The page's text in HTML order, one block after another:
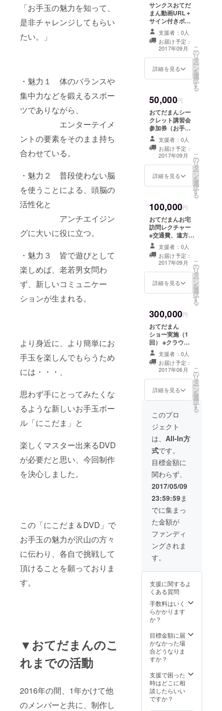
「お手玉の魅力を知って、
是非チャレンジしてもらい
たい。」
・魅力１ 体のバランスや
集中力などを鍛えるスポー
ツでありながら、
エンターテイメ
ントの要素をそのまま持ち
合わせている。
・魅力２ 普段使わない脳
を使うことによる、頭脳の
活性化と
アンチエイジン
グに大いに役に立つ。
・魅力３ 皆で遊びとして
楽しめば、老若男女問わ
ず、新しいコミュニケー
ションが生まれる。
より身近に、より簡単にお
手玉を楽しんでもらうため
には・・・、
思わず手にとってみたくな
るような新しいお手玉ボー
ル「にこだま」と
楽しくマスター出来るDVD
が必要だと思い、今回制作
を決心しました。
この「にこだま＆DVD」で
お手玉の魅力が沢山の方々
に伝わり、各自で挑戦して
頂けることを願っておりま
す。
▼おてだまんのこ
れまでの活動
2016年の間、1年かけて他
のメンバーと共に、制作し
サンクスおてだ
まん動画URL＋
サイン付きボー
ル4個（おてだま
んが使用してい
るサイズのも
の） DVD＋にこ
だま（5個）＋
DVDエンドロー
（サイン＆メッ
セージ付）
支援者：0人
お届け予定：
2017年09月
詳細を見る
こ
の
リ
タ
ー
ン
を
選
択
す
る
50,000円
おてだまんシー
クレット講習会
参加券（お手玉
のやり方直接指
導） DVD＋にこ
だま（5個）＋
DVDエンドロー
ルにお名前を掲
載＋おてだまん
セージ）+サイン
付きボール5個
（おてだまんが
使用しているサ
イズのもの）
支援者：0人
お届け予定：
2017年09月
詳細を見る
こ
の
リ
タ
ー
ン
を
選
択
す
る
100,000円
おてだまんお宅
訪問レクチャー
※交通費、遠方の
場合宿泊費別
途。 ※日程、時
間はご相談致し
ます。 DVD＋に
こだま（5個）＋
DVDエンドロー
（サイン＆メッ
セージ付）+サイ
ン付きボール5個
（おてだまんが
使用しているサ
イズのもの）
支援者：0人
お届け予定：
2017年09月
詳細を見る
こ
の
リ
タ
ー
ン
を
選
択
す
る
300,000円
おてだまん
ショー実施（1
回） ※クラウド
ファンティング
限定出演料。 ※
交通費、遠方の
場合宿泊費等は
別途。 ※日程・
時間等は打ち合
支援者：0人
お届け予定：
2017年06月
詳細を見る
こ
の
リ
タ
ー
ン
を
選
択
す
る
このプロ
ジェクト
は、 All-In方
式です。
目標金額に
関わらず、
2017/05/09
23:59:59ま
でに集まっ
た金額が
ファンディ
ングされま
す。
支援に関するよ
くある質問
手数料はいく
らかかります
か？
目標金額に届
かなかった場
合どうなりま
すか？
支援で困った
時はどこに相
談したらいい
ですか？